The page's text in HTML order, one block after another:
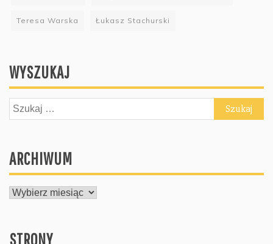
Teresa Warska Łukasz Stachurski
WYSZUKAJ
Szukaj:
ARCHIWUM
ARCHIWUM
STRONY